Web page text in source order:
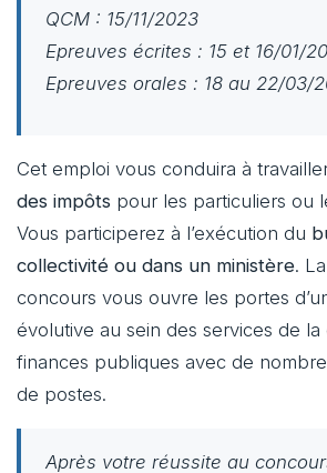
QCM : 15/11/2023
Epreuves écrites : 15 et 16/01/
Epreuves orales : 18 au 22/03/
Cet emploi vous conduira à
des impôts pour les particuliers ou
Vous participerez à l’exécution du
collectivité ou dans un ministère.
concours vous ouvre les portes
évolutive au sein des services de la
finances publiques avec de
de postes.
Après votre réussite au